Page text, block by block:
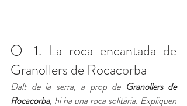
🌕 1. La roca encantada de
Granollers de Rocacorba
Dalt de la serra, a prop de Granollers de
Rocacorba, hi ha una roca solitària. Expliquen